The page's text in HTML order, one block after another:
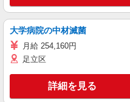
大学病院の中材滅菌
月給 254,160円
足立区
詳細を見る